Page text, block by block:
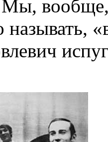
вообще,
называть,